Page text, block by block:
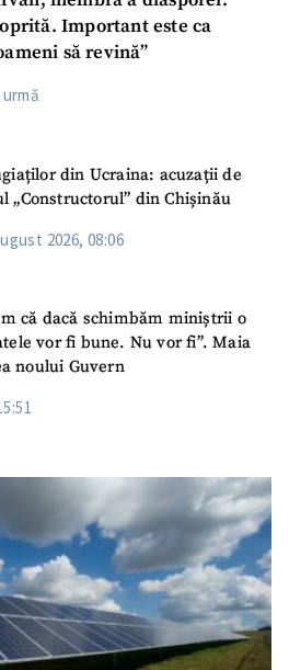
SUSȚINE
Important este ca
să revină”
din Ucraina: acuzații de
„Constructorul” din Chișinău
2026, 08:06
că dacă schimbăm miniștrii o
vor fi bune. Nu vor fi”. Maia
noului Guvern